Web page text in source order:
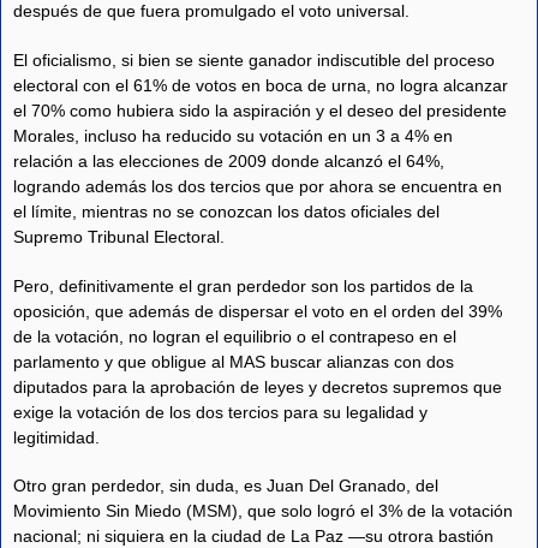
después de que fuera promulgado el voto universal.
El oficialismo, si bien se siente ganador indiscutible del proceso
electoral con el 61% de votos en boca de urna, no logra alcanzar
el 70% como hubiera sido la aspiración y el deseo del presidente
Morales, incluso ha reducido su votación en un 3 a 4% en
relación a las elecciones de 2009 donde alcanzó el 64%,
logrando además los dos tercios que por ahora se encuentra en
el límite, mientras no se conozcan los datos oficiales del
Supremo Tribunal Electoral.
Pero, definitivamente el gran perdedor son los partidos de la
oposición, que además de dispersar el voto en el orden del 39%
de la votación, no logran el equilibrio o el contrapeso en el
parlamento y que obligue al MAS buscar alianzas con dos
diputados para la aprobación de leyes y decretos supremos que
exige la votación de los dos tercios para su legalidad y
legitimidad.
Otro gran perdedor, sin duda, es Juan Del Granado, del
Movimiento Sin Miedo (MSM), que solo logró el 3% de la votación
nacional; ni siquiera en la ciudad de La Paz —su otrora bastión